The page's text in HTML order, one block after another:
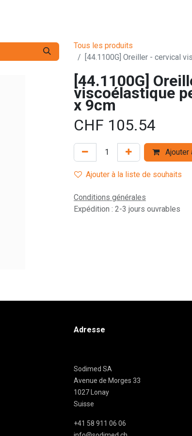
Tous les produits
[44.1100G] Oreiller - cervical
[44.1100G]
viscoélastique
x 9cm
CHF 105.54
Ajouter
Ajouter à la liste de souhaits
Conditions générales
Expédition : 2-3 jours ouvrables
Adresse
Sodimed SA
Avenue de Morges 33
1027 Lonay
Suisse
+41 58 911 06 06